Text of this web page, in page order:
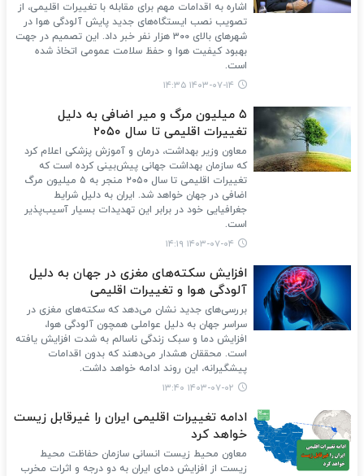
اشاره به اقدامات مهم برای مقابله با تغییرات اقلیمی، از
تصویب نصب ایستگاه‌های جدید پایش آلودگی هوا در
شهرهای بالای ۳۰۰ هزار نفر خبر داد. این تصمیم در جهت
بهبود کیفیت هوا و حفظ سلامت عمومی اتخاذ شده
است.
۱۴۰۳-۰۷-۱۴ ۱۴:۳۵
۵ میلیون مرگ و میر اضافی به دلیل
تغییرات اقلیمی تا سال ۲۰۵۰
معاون وزیر بهداشت، درمان و آموزش پزشکی اعلام کرد
که سازمان بهداشت جهانی پیش‌بینی کرده است که
تغییرات اقلیمی تا سال ۲۰۵۰ منجر به ۵ میلیون مرگ
اضافی در جهان خواهد شد. ایران به دلیل شرایط
جغرافیایی خود در برابر این تهدیدات بسیار آسیب‌پذیر
است.
۱۴۰۳-۰۷-۰۴ ۱۴:۱۹
افزایش سکته‌های مغزی در جهان به دلیل
آلودگی هوا و تغییرات اقلیمی
بررسی‌های جدید نشان می‌دهد که سکته‌های مغزی در
سراسر جهان به دلیل عواملی همچون آلودگی هوا،
افزایش دما و سبک زندگی ناسالم به شدت افزایش یافته
است. محققان هشدار می‌دهند که بدون اقدامات
پیشگیرانه، این روند ادامه خواهد داشت.
۱۴۰۳-۰۷-۰۲ ۱۳:۴۰
ادامه تغییرات اقلیمی ایران را غیرقابل زیست
خواهد کرد
معاون محیط زیست انسانی سازمان حفاظت محیط‌
زیست از افزایش دمای ایران به دو درجه و اثرات مخرب